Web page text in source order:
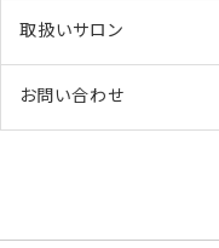
取扱いサロン
お問い合わせ